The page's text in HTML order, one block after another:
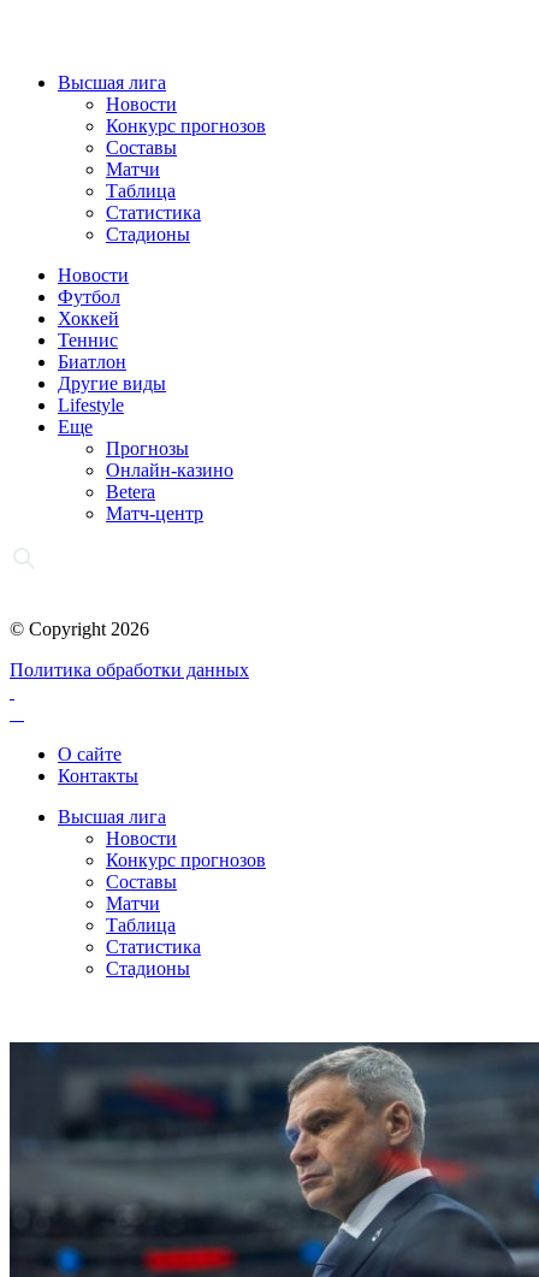
Высшая лига
Новости
Конкурс прогнозов
Составы
Матчи
Таблица
Статистика
Стадионы
Новости
Футбол
Хоккей
Теннис
Биатлон
Другие виды
Lifestyle
Еще
Прогнозы
Онлайн-казино
Betera
Матч-центр
© Copyright 2026
Политика обработки данных
О сайте
Контакты
Высшая лига
Новости
Конкурс прогнозов
Составы
Матчи
Таблица
Статистика
Стадионы